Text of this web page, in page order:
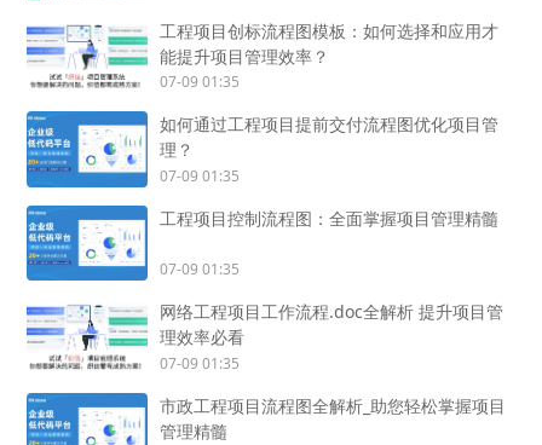
工程项目创标流程图模板：如何选择和应用才
能提升项目管理效率？
07-09 01:35
如何通过工程项目提前交付流程图优化项目管
理？
07-09 01:35
工程项目控制流程图：全面掌握项目管理精髓
07-09 01:35
网络工程项目工作流程.doc全解析 提升项目管
理效率必看
07-09 01:35
市政工程项目流程图全解析_助您轻松掌握项目
管理精髓